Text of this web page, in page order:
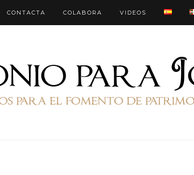
CONTACTA COLABORA VIDEOS